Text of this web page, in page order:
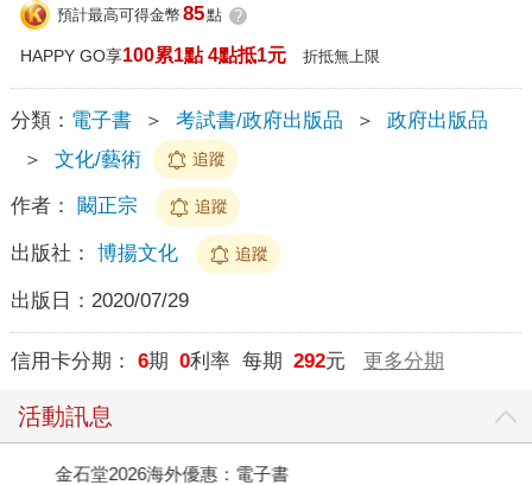
預計最高可得金幣 85點 ?
HAPPY GO享100累1點 4點抵1元 折抵無上限
分類： 電子書 ＞ 考試書/政府出版品 ＞
政府出版品
＞
文化/藝術 追蹤
作者： 闞正宗 追蹤
出版社： 博揚文化 追蹤
出版日： 2020/07/29
信用卡分期： 6期 0利率 每期 292元 更多分期
活動訊息
金石堂2026海外優惠：電子書